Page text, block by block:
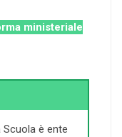
ministeriale
Scuola è ente